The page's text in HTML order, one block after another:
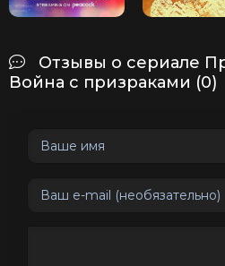
Отзывы о сериале
Война с призраками (0)